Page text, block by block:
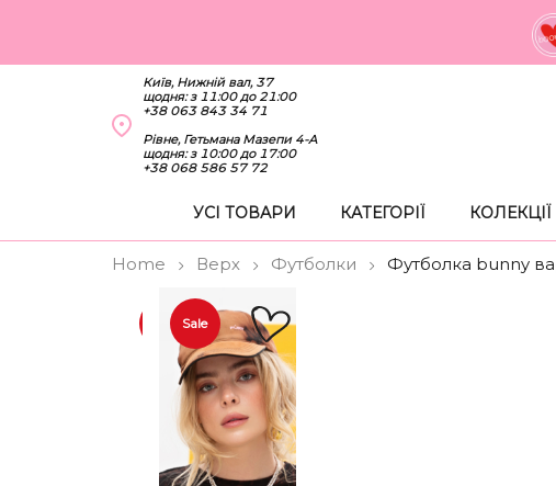
Київ, Нижній вал, 37
щодня: з 11:00 до 21:00
+38 063 843 34 71
Рівне, Гетьмана Мазепи 4-А
щодня: з 10:00 до 17:00
+38 068 586 57 72
УСІ ТОВАРИ КАТЕГОРІЇ КОЛЕКЦIЇ
Home Верх Футболки Футболка bunny
Sale Sale